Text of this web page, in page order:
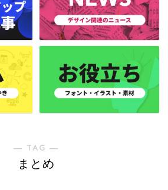
― TAG ―
まとめ